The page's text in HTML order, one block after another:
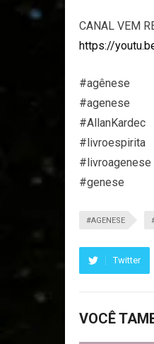
CANAL VEM
https://
#agênese
#agenese
#AllanKardec
#livroespirita
#livroagenese
#genese
#AGENESE
Twitter
VOCÊ